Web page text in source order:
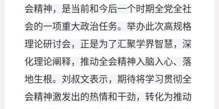
会精神，是当前和今后一个时期全党全社
会的一项重大政治任务。举办此次高规格
理论研讨会，正是为了汇聚学界智慧，深
化理论阐释，推动全会精神入脑入心、落
地生根。刘叔文表示，期待将学习贯彻全
会精神激发出的热情和干劲，转化为推动